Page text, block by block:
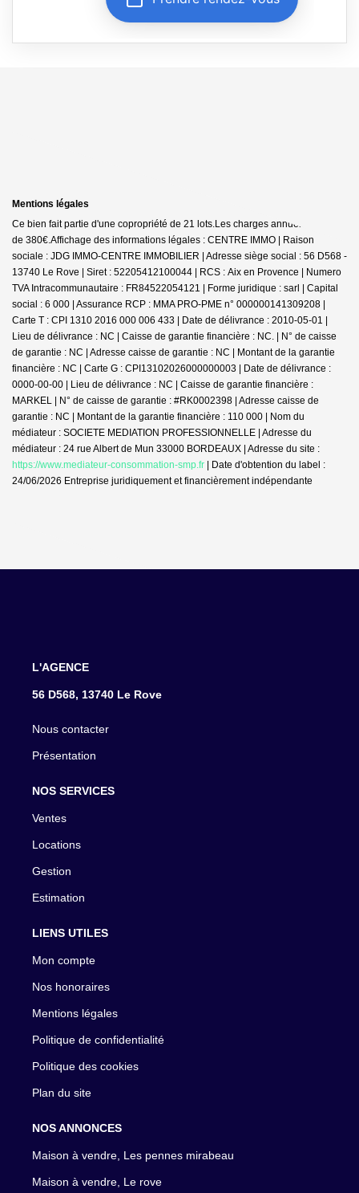
Mentions légales
Ce bien fait partie d'une copropriété de 21 lots.Les charges annuelles sont
de 380€.Affichage des informations légales : CENTRE IMMO | Raison
sociale : JDG IMMO-CENTRE IMMOBILIER | Adresse siège social : 56 D568 -
13740 Le Rove | Siret : 52205412100044 | RCS : Aix en Provence | Numero
TVA Intracommunautaire : FR84522054121 | Forme juridique : sarl | Capital
social : 6 000 | Assurance RCP : MMA PRO-PME n° 000000141309208 |
Carte T : CPI 1310 2016 000 006 433 | Date de délivrance : 2010-05-01 |
Lieu de délivrance : NC | Caisse de garantie financière : NC. | N° de caisse
de garantie : NC | Adresse caisse de garantie : NC | Montant de la garantie
financière : NC | Carte G : CPI13102026000000003 | Date de délivrance :
0000-00-00 | Lieu de délivrance : NC | Caisse de garantie financière :
MARKEL | N° de caisse de garantie : #RK0002398 | Adresse caisse de
garantie : NC | Montant de la garantie financière : 110 000 | Nom du
médiateur : SOCIETE MEDIATION PROFESSIONNELLE | Adresse du
médiateur : 24 rue Albert de Mun 33000 BORDEAUX | Adresse du site :
https://www.mediateur-consommation-smp.fr | Date d'obtention du label :
24/06/2026 Entreprise juridiquement et financièrement indépendante
L'AGENCE
56 D568, 13740 Le Rove
Nous contacter
Présentation
NOS SERVICES
Ventes
Locations
Gestion
Estimation
LIENS UTILES
Mon compte
Nos honoraires
Mentions légales
Politique de confidentialité
Politique des cookies
Plan du site
NOS ANNONCES
Maison à vendre, Les pennes mirabeau
Maison à vendre, Le rove